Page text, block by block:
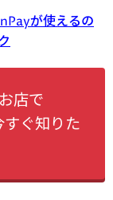
が使えるの
店で
ぐ知りた